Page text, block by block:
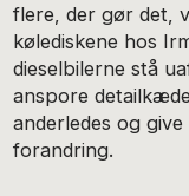
flere, der gør det,
kølediskene hos
dieselbilerne stå
anspore
anderledes og
forandring.